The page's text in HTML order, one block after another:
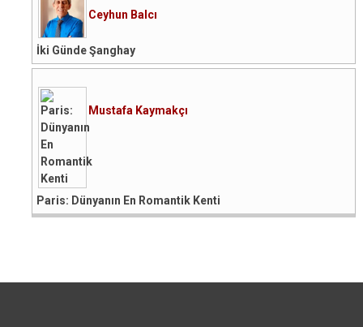
Ceyhun Balcı
İki Günde Şanghay
Mustafa Kaymakçı
Paris: Dünyanın En Romantik Kenti